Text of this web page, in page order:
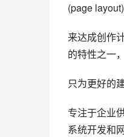
(page
来达成创作
的特性之一
只为更好的
专注于企业
系统开发和